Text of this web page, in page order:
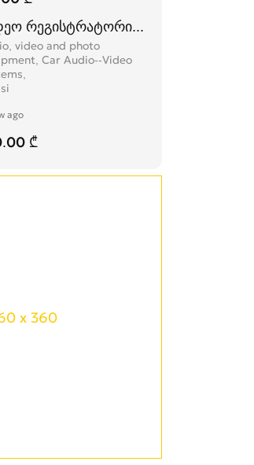
რეგისტრატორი უკანა ხედვის
video and photo
Car Audio--Video
ago
₾
x 360